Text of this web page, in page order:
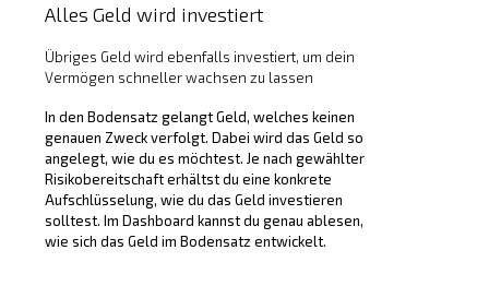
Alles Geld wird investiert
Übriges Geld wird ebenfalls investiert, um dein
Vermögen schneller wachsen zu lassen
In den Bodensatz gelangt Geld, welches keinen
genauen Zweck verfolgt. Dabei wird das Geld so
angelegt, wie du es möchtest. Je nach gewählter
Risikobereitschaft erhältst du eine konkrete
Aufschlüsselung, wie du das Geld investieren
solltest. Im Dashboard kannst du genau ablesen,
wie sich das Geld im Bodensatz entwickelt.